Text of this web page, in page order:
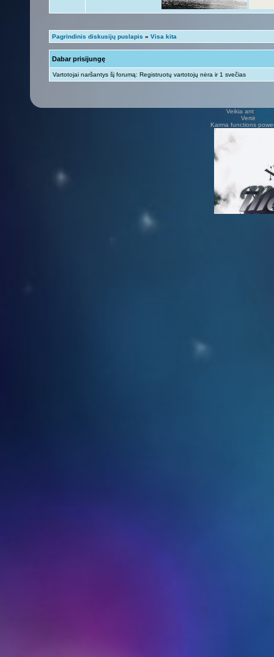
Pagrindinis diskusijų puslapis » Visa kita
Dabar prisijungę
Vartotojai naršantys šį forumą: Registruotų vartotojų nėra ir 1 svečias
Veikia ant
Vertė Vilius
Karma functions